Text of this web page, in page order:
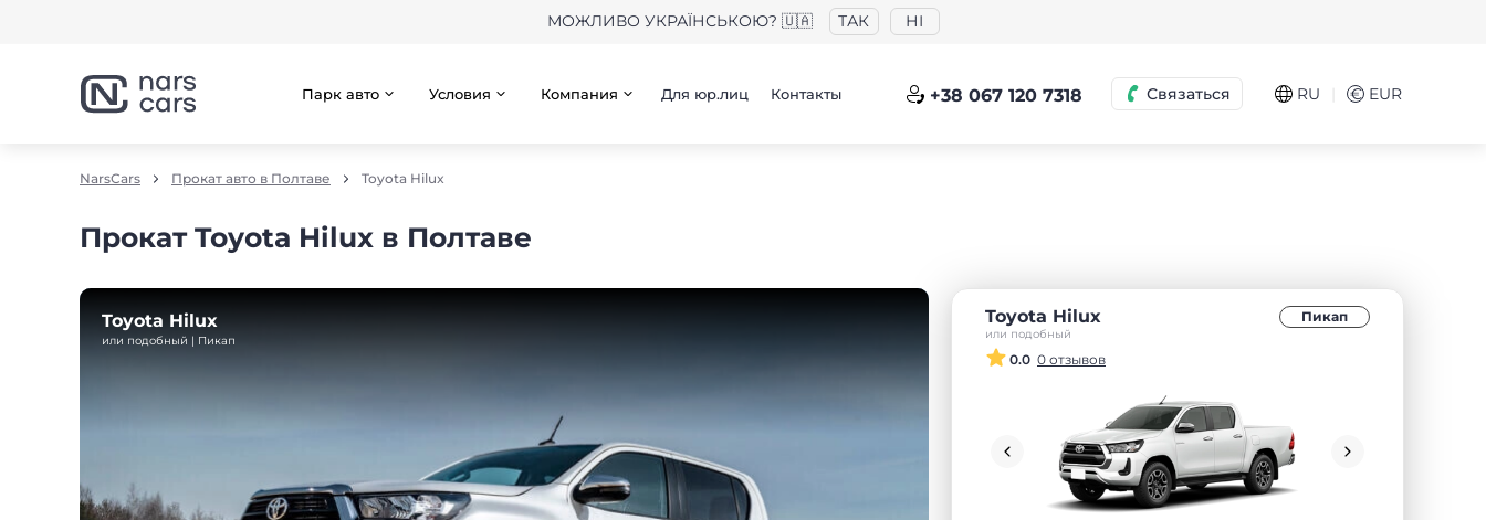
МОЖЛИВО УКРАЇНСЬКОЮ? 🇺🇦 ТАК НІ
Парк авто Условия Компания Для юр.лиц Контакты +38 067 120 7318 Связаться RU € EUR
NarsCars Прокат авто в Полтаве Toyota Hilux
Прокат Toyota Hilux в Полтаве
Toyota Hilux
или подобный | Пикап
Toyota Hilux
или подобный
Пикап
0.0 0 отзывов